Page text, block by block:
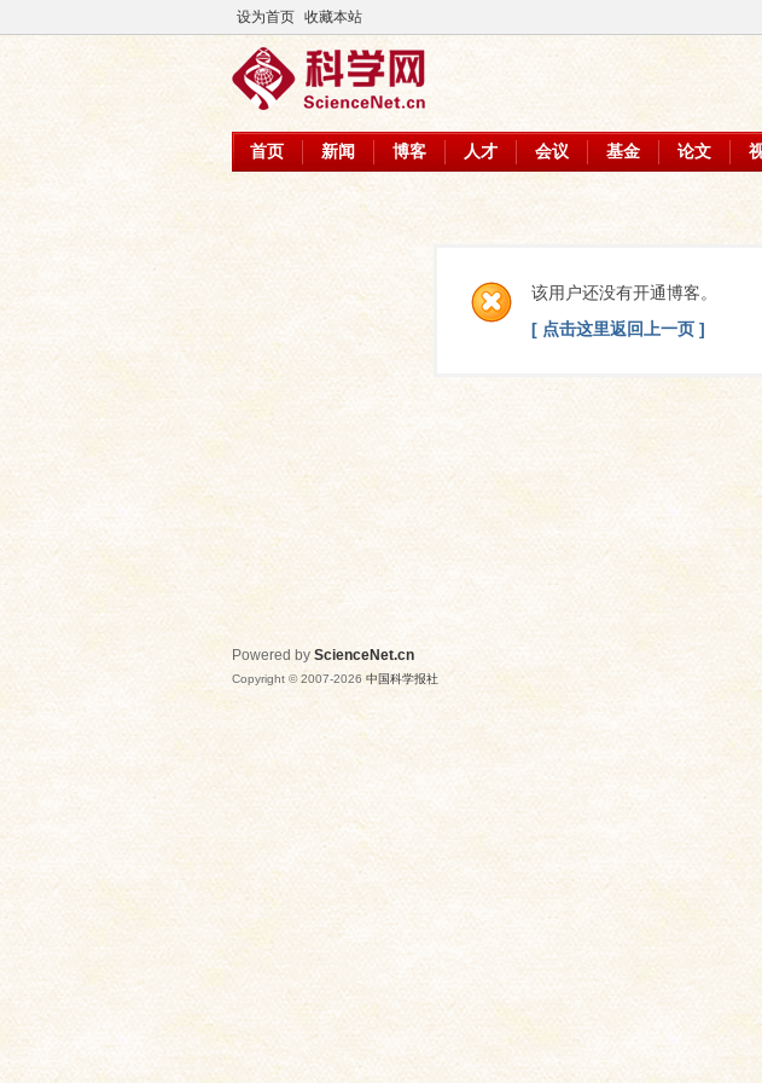
设为首页 收藏本站
首页 新闻 博客 人才 会议 基金 论文
该用户还没有开通博客。
[ 点击这里返回上一页 ]
Powered by ScienceNet.cn
Copyright © 2007-2026中国科学报社